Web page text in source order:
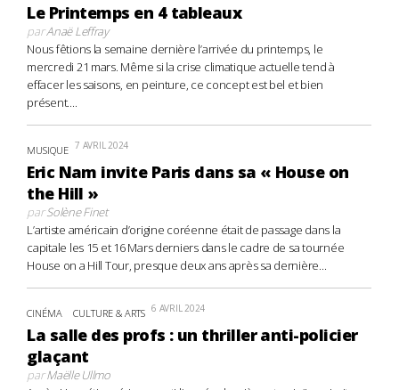
Le Printemps en 4 tableaux
parAnaë Leffray
Nous fêtions la semaine dernière l’arrivée du printemps, le
mercredi 21 mars. Même si la crise climatique actuelle tend à
effacer les saisons, en peinture, ce concept est bel et bien
présent....
MUSIQUE 7 AVRIL 2024
Eric Nam invite Paris dans sa « House on
the Hill »
parSolène Finet
L’artiste américain d’origine coréenne était de passage dans la
capitale les 15 et 16 Mars derniers dans le cadre de sa tournée
House on a Hill Tour, presque deux ans après sa dernière...
CINÉMA CULTURE & ARTS 6 AVRIL 2024
La salle des profs : un thriller anti-policier
glaçant
parMaëlle Ullmo